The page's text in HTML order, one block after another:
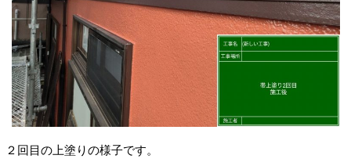
２回目の上塗りの様子です。